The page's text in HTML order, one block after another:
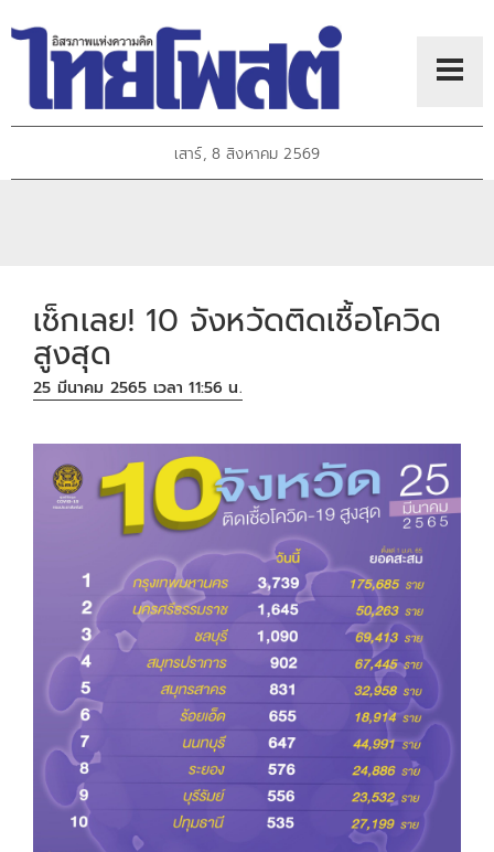
เสาร์, 8 สิงหาคม 2569
เช็กเลย! 10 จังหวัดติดเชื้อโควิด
สูงสุด
25 มีนาคม 2565 เวลา 11:56 น.